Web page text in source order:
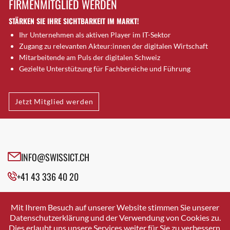
Brütten
Bubendorf
Bubikon
Buchs (SG)
Burgdorf
Bülach
Cazis
Cham
Davos Platz
Davos Platz 1
Dietikon
Dietlikon
FIRMENMITGLIED WERDEN
STÄRKEN SIE IHRE SICHTBARKEIT IM MARKT!
Ihr Unternehmen als aktiven Player im IT-Sektor
Zugang zu relevanten Akteur:innen der digitalen Wirtschaft
Mitarbeitende am Puls der digitalen Schweiz
Gezielte Unterstützung für Fachbereiche und Führung
Jetzt Mitglied werden
INFO@SWISSICT.CH
+41 43 336 40 20
SWISSICT
VULKANSTRASSE 120
8048 ZURICH
Mit Ihrem Besuch auf unserer Website stimmen Sie unserer
Datenschutzerklärung und der Verwendung von Cookies zu.
Dies erlaubt uns unsere Services weiter für Sie zu verbessern.